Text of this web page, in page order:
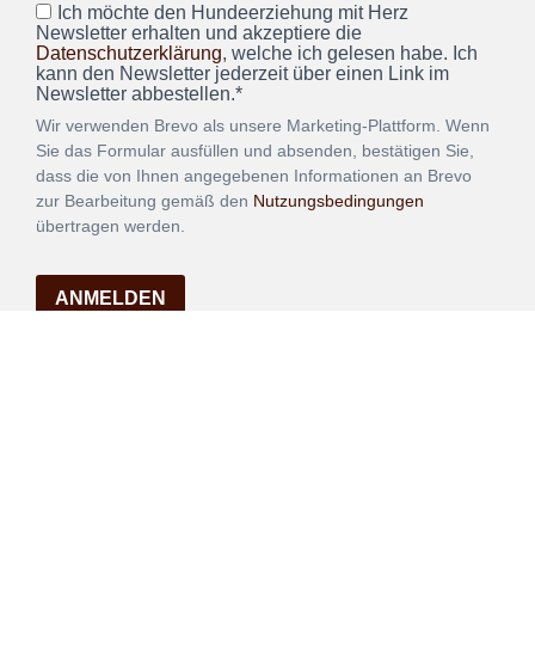
Ich möchte den Hundeerziehung mit Herz
Newsletter erhalten und akzeptiere die
Datenschutzerklärung, welche ich gelesen habe. Ich
kann den Newsletter jederzeit über einen Link im
Newsletter abbestellen.*
Wir verwenden Brevo als unsere Marketing-Plattform. Wenn
Sie das Formular ausfüllen und absenden, bestätigen Sie,
dass die von Ihnen angegebenen Informationen an Brevo
zur Bearbeitung gemäß den Nutzungsbedingungen
übertragen werden.
ANMELDEN